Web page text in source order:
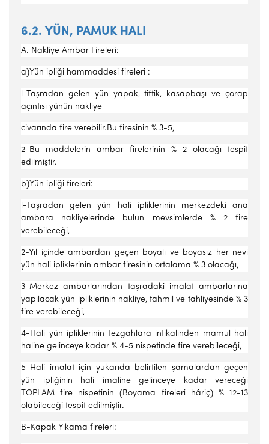
6.2. YÜN, PAMUK HALI
A. Nakliye Ambar Fireleri:
a)Yün ipliği hammaddesi fireleri :
l-Taşradan gelen yün yapak, tiftik, kasapbaşı ve çorap
açıntısı yünün nakliye
civarında fire verebilir.Bu firesinin % 3-5,
2-Bu maddelerin ambar firelerinin % 2 olacağı tespit
edilmiştir.
b)Yün ipliği fireleri:
l-Taşradan gelen yün hali ipliklerinin merkezdeki ana
ambara nakliyelerinde bulun mevsimlerde % 2 fire
verebileceği,
2-Yıl içinde ambardan geçen boyalı ve boyasız her nevi
yün hali ipliklerinin ambar firesinin ortalama % 3 olacağı,
3-Merkez ambarlarından taşradaki imalat ambarlarına
yapılacak yün ipliklerinin nakliye, tahmil ve tahliyesinde % 3
fire verebileceği,
4-Hali yün ipliklerinin tezgahlara intikalinden mamul hali
haline gelinceye kadar % 4-5 nispetinde fire verebileceği,
5-Hali imalat için yukarıda belirtilen şamalardan geçen
yün ipliğinin hali imaline gelinceye kadar vereceği
TOPLAM fire nispetinin (Boyama fireleri hâriç) % 12-13
olabileceği tespit edilmiştir.
B-Kapak Yıkama fireleri: